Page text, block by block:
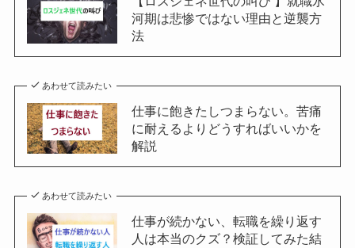
河期は悲惨ではない理由と逆襲方
法
あわせて読みたい
仕事に飽きたしつまらない。苦痛
に耐えるよりどうすればいいかを
解説
あわせて読みたい
仕事が続かない、転職を繰り返す
人は本当のクズ？検証してみた結